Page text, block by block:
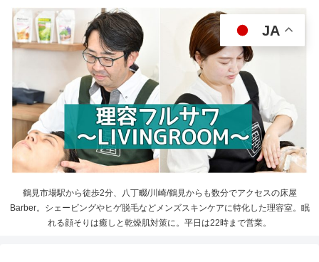
鶴見市場駅から徒歩2分、八丁畷/川崎/鶴見からも数分でアクセスの床屋
Barber。シェービングやヒゲ脱毛などメンズスキンケアに特化した理容室。眠
れる顔そりは癒しと乾燥肌対策に。平日は22時まで営業。
JA